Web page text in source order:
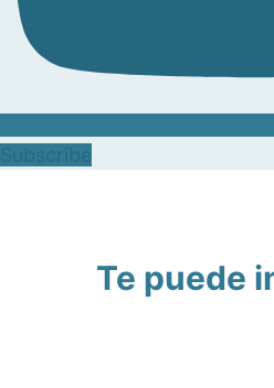
Te puede